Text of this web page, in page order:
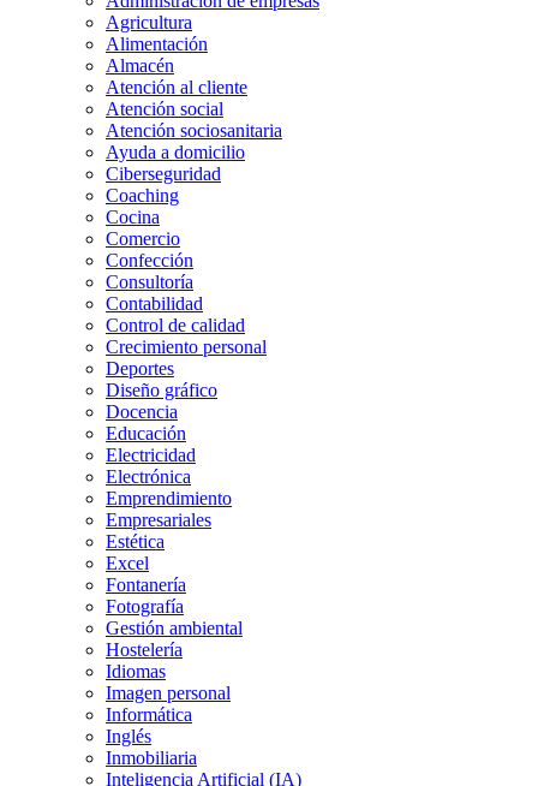
Agricultura
Alimentación
Almacén
Atención al cliente
Atención social
Atención sociosanitaria
Ayuda a domicilio
Ciberseguridad
Coaching
Cocina
Comercio
Confección
Consultoría
Contabilidad
Control de calidad
Crecimiento personal
Deportes
Diseño gráfico
Docencia
Educación
Electricidad
Electrónica
Emprendimiento
Empresariales
Estética
Excel
Fontanería
Fotografía
Gestión ambiental
Hostelería
Idiomas
Imagen personal
Informática
Inglés
Inmobiliaria
Inteligencia Artificial (IA)